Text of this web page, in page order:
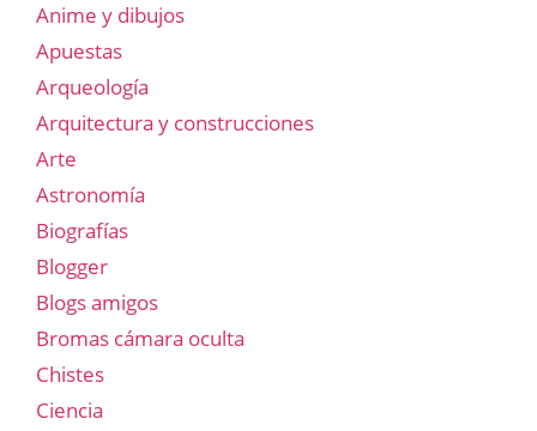
Anime y dibujos
Apuestas
Arqueología
Arquitectura y construcciones
Arte
Astronomía
Biografías
Blogger
Blogs amigos
Bromas cámara oculta
Chistes
Ciencia